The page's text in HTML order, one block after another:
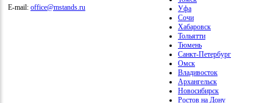
E-mail: office@mstands.ru
Уфа
Сочи
Хабаровск
Тольятти
Тюмень
Санкт-Петербург
Омск
Владивосток
Архангельск
Новосибирск
Ростов на Дону